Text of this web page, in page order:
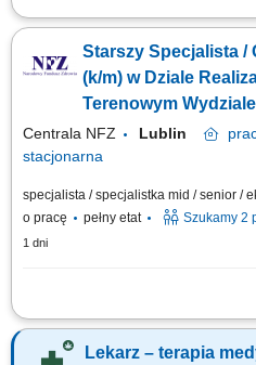
Do Twoich obowiązków będzie
zdrowotnych u pacjentów
diagnostycznych, a w szczególności
diagnostycznych, informowanie
Starszy Specjalista /
(k/m) w Dziale
Terenowym
Departamencie
Centrala NFZ Lublin
stacjonarna
specjalista / specjalistka mid / senior /
o pracę
pełny etat Szukamy 2
1 dni
GŁÓWNE ZADANIA przeprowadzanie
kontroli realizowanych przez
szczególnym uwzględnieniem zadań
Lekarz – terapia